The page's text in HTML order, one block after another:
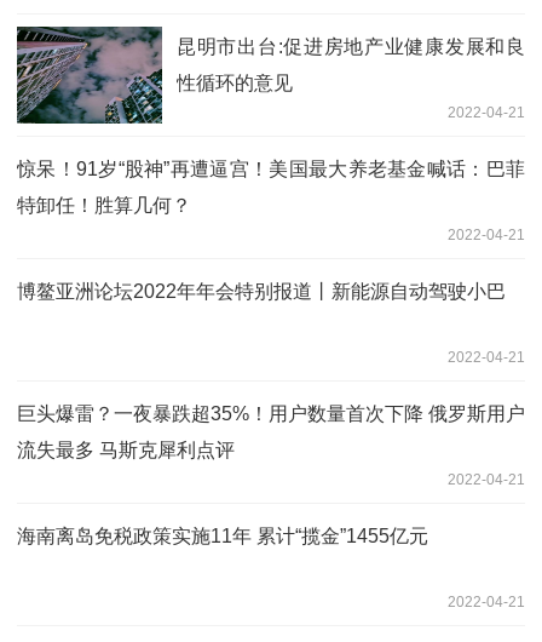
昆明市出台:促进房地产业健康发展和良
性循环的意见
2022-04-21
惊呆！91岁“股神”再遭逼宫！美国最大养老基金喊话：巴菲
特卸任！胜算几何？
2022-04-21
博鳌亚洲论坛2022年年会特别报道丨新能源自动驾驶小巴
2022-04-21
巨头爆雷？一夜暴跌超35%！用户数量首次下降 俄罗斯用户
流失最多 马斯克犀利点评
2022-04-21
海南离岛免税政策实施11年 累计“揽金”1455亿元
2022-04-21